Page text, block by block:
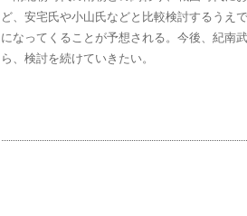
ど、安宅氏や小山氏などと比較検討するうえ
になってくることが予想される。今後、紀南
ら、検討を続けていきたい。